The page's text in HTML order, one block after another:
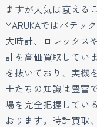
ますが人気は衰える
MARUKAではパテッ
大時計、ロレックス
計を高価買取してい
を抜いており、実機
士たちの知識は豊富
場を完全把握してい
おります。時計買取